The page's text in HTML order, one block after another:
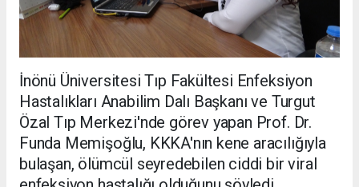
İnönü Üniversitesi Tıp Fakültesi Enfeksiyon
Hastalıkları Anabilim Dalı Başkanı ve Turgut
Özal Tıp Merkezi'nde görev yapan Prof. Dr.
Funda Memişoğlu, KKKA'nın kene aracılığıyla
bulaşan, ölümcül seyredebilen ciddi bir viral